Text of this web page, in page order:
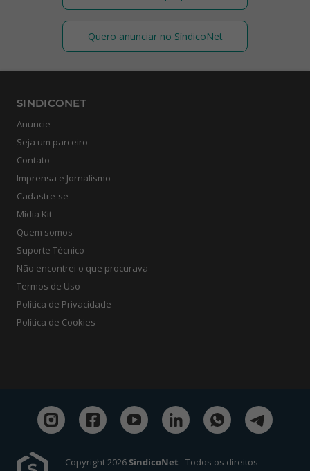
Quero anunciar no SíndicoNet
SINDICONET
Anuncie
Seja um parceiro
Contato
Imprensa e Jornalismo
Cadastre-se
Mídia Kit
Quem somos
Suporte Técnico
Não encontrei o que procurava
Termos de Uso
Política de Privacidade
Política de Cookies
Copyright 2026SíndicoNet - Todos os direitos